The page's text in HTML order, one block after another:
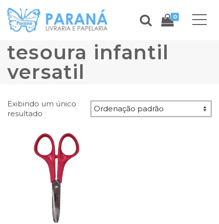
0
tesoura infantil
versatil
Exibindo um único
resultado